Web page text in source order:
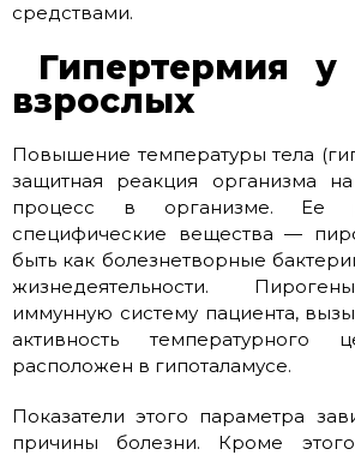
средствами.
Гипертермия
взрослых
Повышение температуры тела
защитная реакция организма
процесс в организме. Ее
специфические вещества —
быть как болезнетворные
жизнедеятельности.
иммунную систему пациента,
активность температурного
расположен в гипоталамусе.
Показатели этого параметра
причины болезни. Кроме